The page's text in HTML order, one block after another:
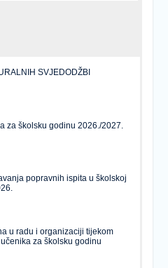
SVJEDODŽBI
za školsku godinu 2026./2027.
popravnih ispita u školskoj
u radu i organizaciji tijekom
za školsku godinu